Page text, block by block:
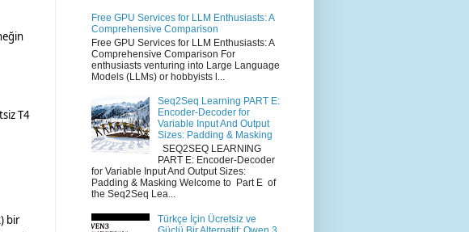
T4
bir
Free GPU Services for LLM Enthusiasts: A
Comprehensive Comparison
Free GPU Services for LLM Enthusiasts: A
Comprehensive Comparison For
enthusiasts venturing into Large Language
Models (LLMs) or hobbyists l...
Seq2Seq Learning PART E:
Encoder-Decoder for
Variable Input And Output
Sizes: Padding & Masking
SEQ2SEQ LEARNING
PART E: Encoder-Decoder
for Variable Input And Output Sizes:
Padding & Masking Welcome to Part E of
the Seq2Seq Lea...
Türkçe İçin Ücretsiz ve